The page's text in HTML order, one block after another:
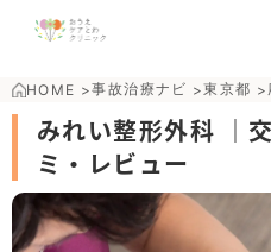
HOME >事故治療ナビ >東京都 >
みれい整形外科 ｜
ミ・レビュー